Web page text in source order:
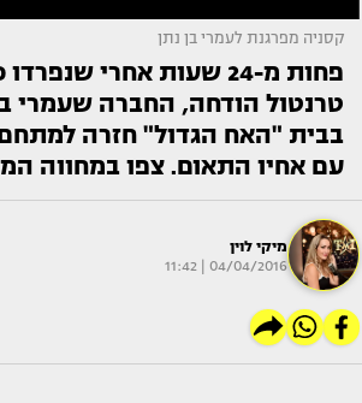
קסניה מפרגנת לעמרי בן נתן
פחות מ-24 שעות אחרי
טרנטול הודחה, החברה שעמרי
בבית "האח הגדול" חזרה למתחם
עם אחיו התאום. צפו במחווה
מיקי לוין
04/04/2016 | 11:42